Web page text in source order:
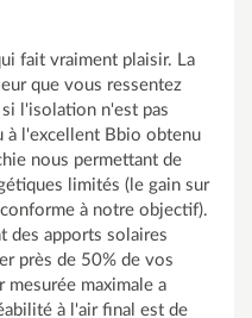
fait vraiment plaisir. La
que vous ressentez
l'isolation n'est pas
à l'excellent Bbio obtenu
nous permettant de
limités (le gain sur
à notre objectif).
des apports solaires
près de 50% de vos
mesurée maximale a
à l'air final est de